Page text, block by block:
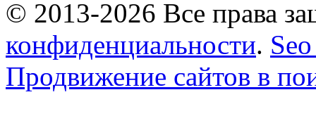
© 2013-2026 Все права
конфиденциальности.
Продвижение сайтов в